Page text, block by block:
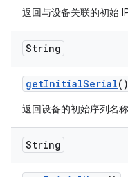
返回与设备关联的初始
String
getInitialSerial()
返回设备的初始序列名称
String